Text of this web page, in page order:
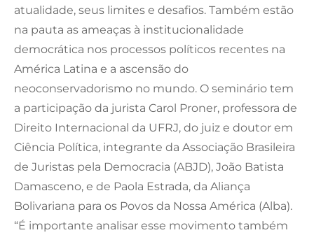
atualidade, seus limites e desafios. Também estão
na pauta as ameaças à institucionalidade
democrática nos processos políticos recentes na
América Latina e a ascensão do
neoconservadorismo no mundo. O seminário tem
a participação da jurista Carol Proner, professora de
Direito Internacional da UFRJ, do juiz e doutor em
Ciência Política, integrante da Associação Brasileira
de Juristas pela Democracia (ABJD), João Batista
Damasceno, e de Paola Estrada, da Aliança
Bolivariana para os Povos da Nossa América (Alba).
“É importante analisar esse movimento também